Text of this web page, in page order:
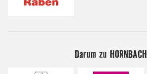
Darum zu HORNBACH